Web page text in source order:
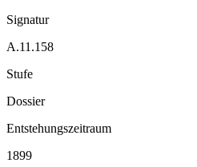
Signatur
A.11.158
Stufe
Dossier
Entstehungszeitraum
1899